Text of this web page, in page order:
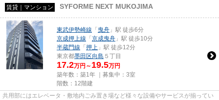
賃貸｜マンション SYFORME NEXT MUKOJIMA
東武伊勢崎線 「 曳舟 」駅 徒歩6分
京成押上線 「 京成曳舟 」駅 徒歩10分
半蔵門線 「 押上 」駅 徒歩12分
東京都墨田区向島 ５丁目
17.2万円～ 19.5万円
築年数：築1年 ｜募集中： 3室
階数：12階建
共用部にはエレベータ・敷地内ごみ置き場など様々な設備やサービスが揃ってい